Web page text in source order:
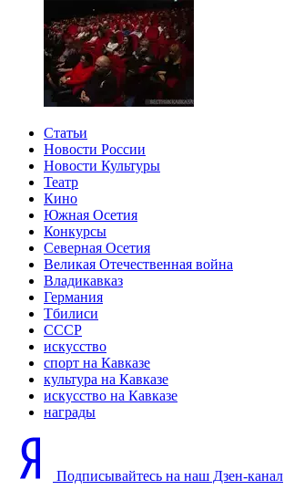
Статьи
Новости России
Новости Культуры
Театр
Кино
Южная Осетия
Конкурсы
Северная Осетия
Великая Отечественная война
Владикавказ
Германия
Тбилиси
СССР
искусство
спорт на Кавказе
культура на Кавказе
искусство на Кавказе
награды
Подписывайтесь на наш Дзен-канал